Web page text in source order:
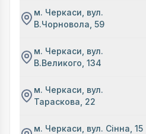
м. Черкаси, вул.
В.Чорновола, 59
м. Черкаси, вул.
В.Великого, 134
м. Черкаси, вул.
Тараскова, 22
м. Черкаси, вул. Сінна, 15